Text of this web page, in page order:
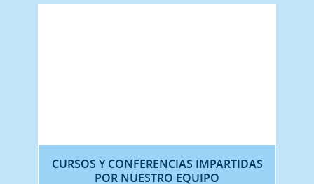
CURSOS Y CONFERENCIAS IMPARTIDAS
POR NUESTRO EQUIPO